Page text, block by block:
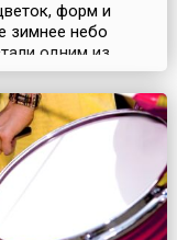
форм и
зимнее небо
одним из
в небо. История
своей
странах мира и